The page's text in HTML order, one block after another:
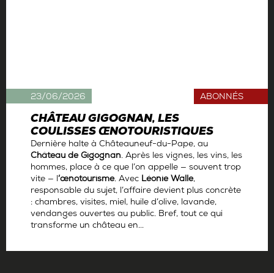
CHÂTEAU GIGOGNAN, LES
COULISSES ŒNOTOURISTIQUES
ABONNÉS
Dernière halte à Châteauneuf-du-Pape, au
Château de Gigognan. Après les vignes, les vins, les
hommes, place à ce que l’on appelle — souvent trop
vite — l’œnotourisme. Avec Léonie Walle,
responsable du sujet, l’affaire devient plus concrète
: chambres, visites, miel, huile d’olive, lavande,
vendanges ouvertes au public. Bref, tout ce qui
transforme un château en...
23/06/2026